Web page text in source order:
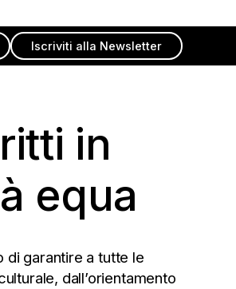
Iscriviti alla Newsletter
in
equa
di garantire a tutte le
dall’orientamento